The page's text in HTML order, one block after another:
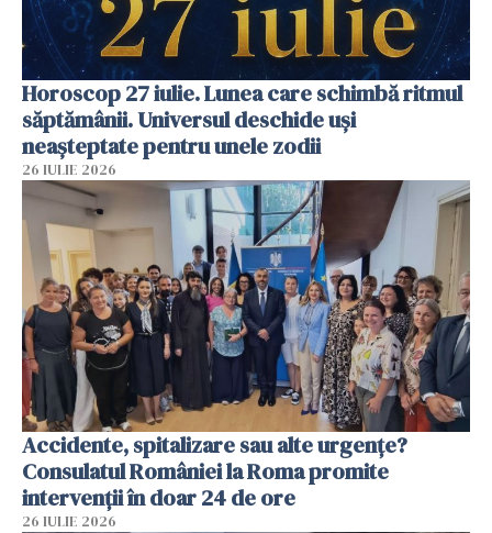
Horoscop 27 iulie. Lunea care schimbă ritmul
săptămânii. Universul deschide uși
neașteptate pentru unele zodii
26 IULIE 2026
Accidente, spitalizare sau alte urgențe?
Consulatul României la Roma promite
intervenții în doar 24 de ore
26 IULIE 2026